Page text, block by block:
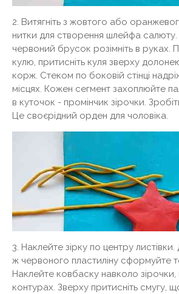
2. Витягніть з жовтого або
нитки для створення шлейфа
червоний брусок розімніть в руках.
кулю, притисніть куля зверху
корж. Стеком по боковій стінці
місцях. Кожен сегмент захоплюйте
в куточок - промінчик зірочки.
Це своєрідний орден для чоловіка.
3. Наклейте зірку по центру
ж червоного пластиліну сформуйте
Наклейте ковбаску навколо зірочки,
контурах. Зверху притисніть смугу,